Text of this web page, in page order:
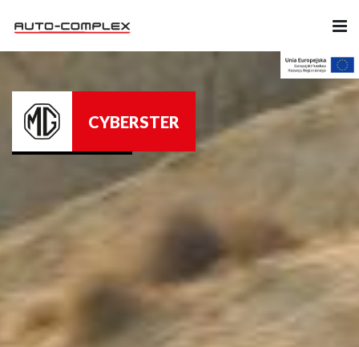
Ubezpieczenia
Części i Akcesoria
Likwidacja szkód
Kariera
CYBERSTER